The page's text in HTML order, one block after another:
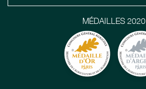
MÉDAILLES 2020